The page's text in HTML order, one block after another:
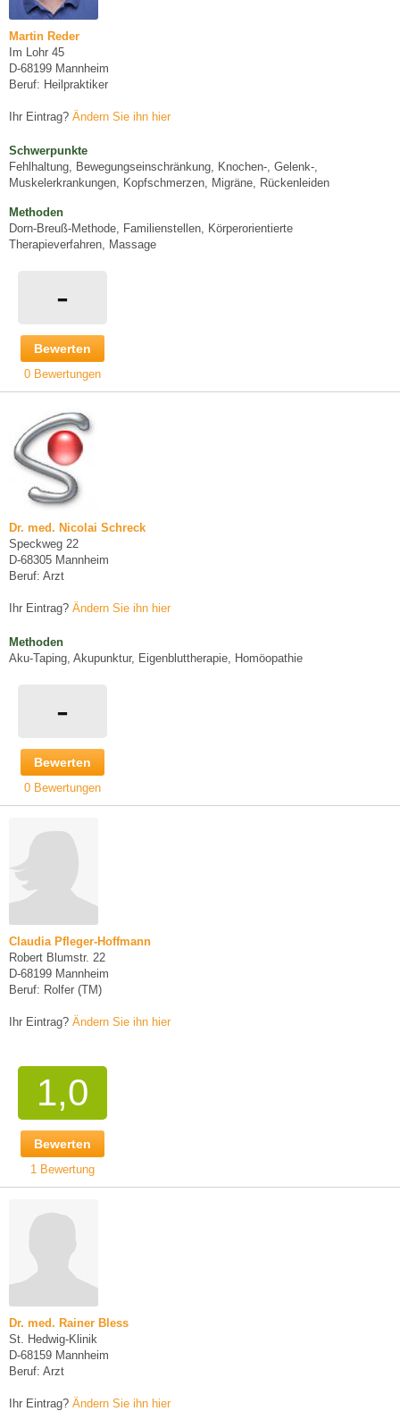
Martin Reder
Im Lohr 45
D-68199 Mannheim
Beruf: Heilpraktiker
Ihr Eintrag? Ändern Sie ihn hier
Schwerpunkte
Fehlhaltung, Bewegungseinschränkung, Knochen-, Gelenk-,
Muskelerkrankungen, Kopfschmerzen, Migräne, Rückenleiden
Methoden
Dorn-Breuß-Methode, Familienstellen, Körperorientierte
Therapieverfahren, Massage
-
Bewerten
0 Bewertungen
Dr. med. Nicolai Schreck
Speckweg 22
D-68305 Mannheim
Beruf: Arzt
Ihr Eintrag? Ändern Sie ihn hier
Methoden
Aku-Taping, Akupunktur, Eigenbluttherapie, Homöopathie
-
Bewerten
0 Bewertungen
Claudia Pfleger-Hoffmann
Robert Blumstr. 22
D-68199 Mannheim
Beruf: Rolfer (TM)
Ihr Eintrag? Ändern Sie ihn hier
1,0
Bewerten
1 Bewertung
Dr. med. Rainer Bless
St. Hedwig-Klinik
D-68159 Mannheim
Beruf: Arzt
Ihr Eintrag? Ändern Sie ihn hier